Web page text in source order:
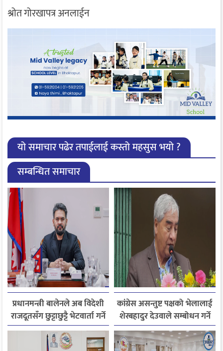
श्रोत गोरखापत्र अनलाईन
यो समाचार पढेर तपाईलाई कस्तो महसुस भयो ?
सम्बन्धित समाचार
प्रधानमन्त्री बालेनले अब विदेशी
राजदूतसँग छुट्टाछुट्टै भेटवार्ता गर्ने
कांग्रेस असन्तुष्ट पक्षको भेलालाई
शेरबहादुर देउवाले सम्बोधन गर्ने